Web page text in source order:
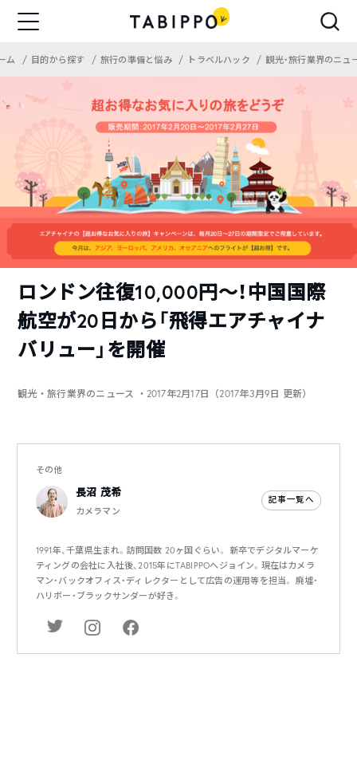
ム 目的から探す 旅行の準備と悩み トラベルハック 観光・旅行業界のニュ
ロンドン往復10,000円〜！中国国際
航空が20日から「飛得エアチャイナ
バリュー」を開催
観光・旅行業界のニュース ・2017年2月17日（2017年3月9日 更新）
その他
長沼 茂希
カメラマン
記事一覧へ
1991年、千葉県生まれ。訪問国数 20ヶ国ぐらい。 新卒でデジタルマーケ
ティングの会社に入社後、2015年にTABIPPOへジョイン。現在はカメラ
マン・バックオフィス・ディレクターとして広告の運用等を担当。 廃墟・
ハリボー・ブラックサンダーが好き。